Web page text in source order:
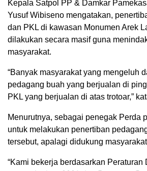
Kepala Satpol PP & Damkar
Yusuf Wibiseno mengatakan,
dan PKL di kawasan Monumen Arek
dilakukan secara masif guna
masyarakat.
“Banyak masyarakat yang mengeluh
pedagang buah yang berjualan di
PKL yang berjualan di atas trotoar,”
Menurutnya, sebagai penegak Perda
untuk melakukan penertiban
tersebut, apalagi didukung
“Kami bekerja berdasarkan Peraturan